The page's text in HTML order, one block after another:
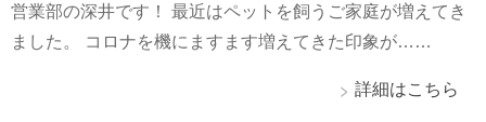
営業部の深井です！ 最近はペットを飼うご家庭が増えてき
ました。 コロナを機にますます増えてきた印象が……
詳細はこちら